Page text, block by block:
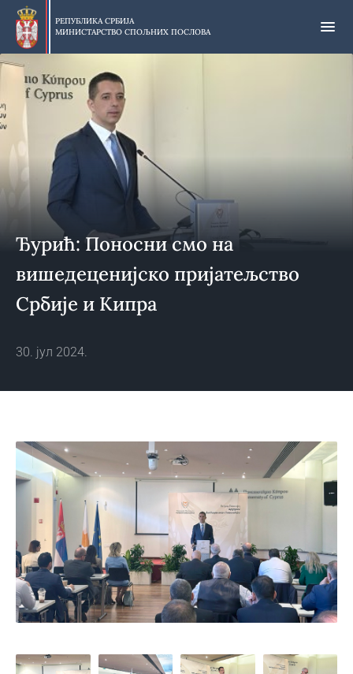
Прескочи
главни
део
садржаја
РЕПУБЛИКА СРБИЈА
МИНИСТАРСТВО СПОЉНИХ ПОСЛОВА
Ђурић: Поносни смо на
вишедеценијско пријатељство
Србије и Кипра
30. јул 2024.